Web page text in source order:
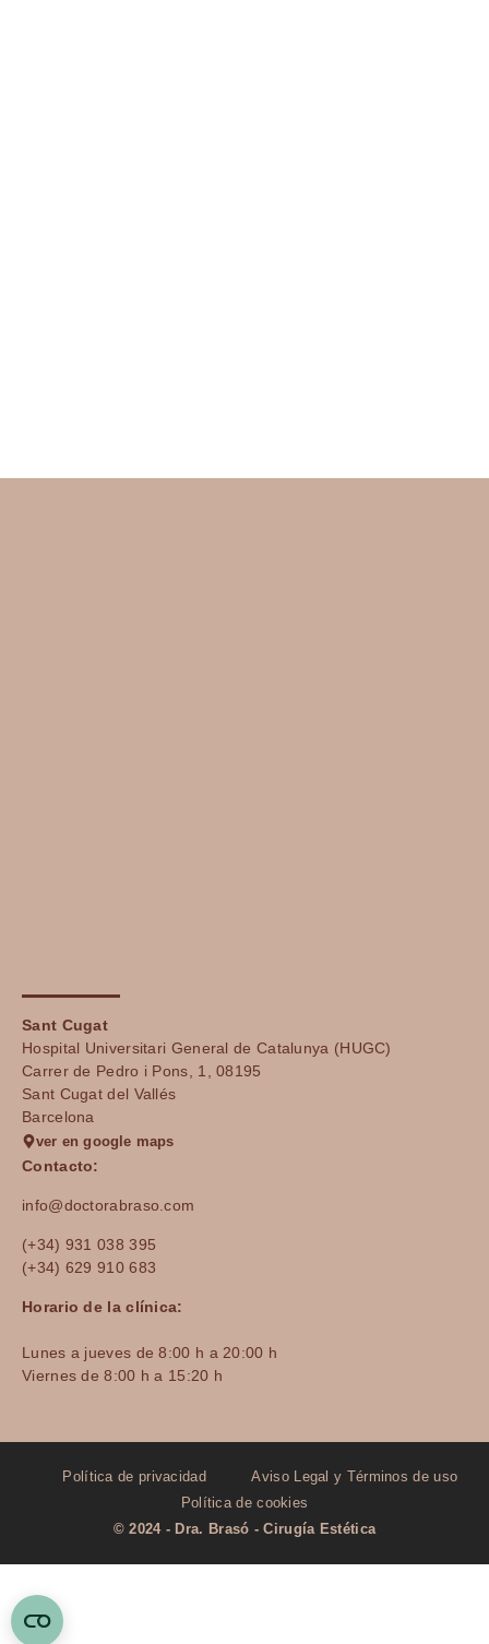
Sant Cugat
Hospital Universitari General de Catalunya (HUGC)
Carrer de Pedro i Pons, 1, 08195
Sant Cugat del Vallés
Barcelona
ver en google maps
Contacto:
info@doctorabraso.com
(+34) 931 038 395
(+34) 629 910 683
Horario de la clínica:
Lunes a jueves de 8:00 h a 20:00 h
Viernes de 8:00 h a 15:20 h
Política de privacidad
Aviso Legal y Términos de uso
Política de cookies
© 2024 - Dra. Brasó - Cirugía Estética